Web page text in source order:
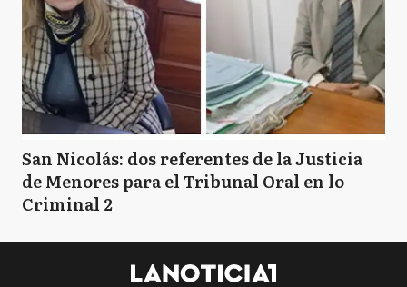
San Nicolás: dos referentes de la Justicia
de Menores para el Tribunal Oral en lo
Criminal 2